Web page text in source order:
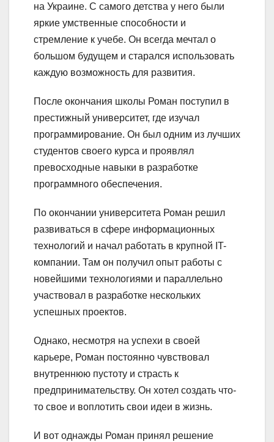
на Украине. С самого детства у него были
яркие умственные способности и
стремление к учебе. Он всегда мечтал о
большом будущем и старался использовать
каждую возможность для развития.
После окончания школы Роман поступил в
престижный университет, где изучал
программирование. Он был одним из лучших
студентов своего курса и проявлял
превосходные навыки в разработке
программного обеспечения.
По окончании университета Роман решил
развиваться в сфере информационных
технологий и начал работать в крупной IT-
компании. Там он получил опыт работы с
новейшими технологиями и параллельно
участвовал в разработке нескольких
успешных проектов.
Однако, несмотря на успехи в своей
карьере, Роман постоянно чувствовал
внутреннюю пустоту и страсть к
предпринимательству. Он хотел создать что-
то свое и воплотить свои идеи в жизнь.
И вот однажды Роман принял решение